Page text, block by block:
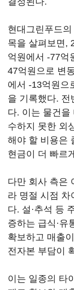
현대그린푸드
목을 살펴보면,
억원에서 -77억
47억원으로 변
에서 -13억원으
을 기록했다. 전
다. 이는 물건을
수하지 못한 외
해야 할 비용은
현금이 더 빠르
다만 회사 측은
라 명절 시점 차
다. 설·추석 등
증하는 급식·유
확보하고 매출
전자본 부담이
이는 일종의 타